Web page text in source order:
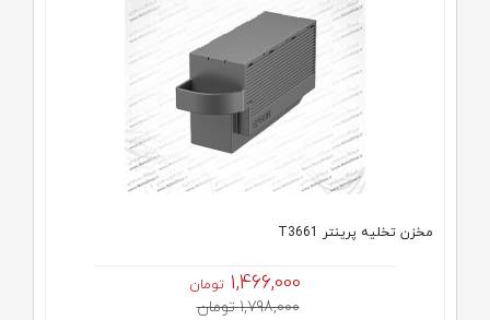
مخزن تخلیه پرینتر T3661
1,466,000 تومان
1,798,000 تومان